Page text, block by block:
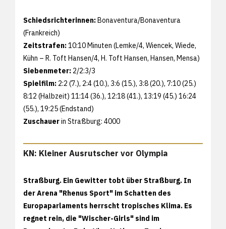
Schiedsrichterinnen:Bonaventura/Bonaventura
(Frankreich)
Zeitstrafen:10:10 Minuten (Lemke/4, Wiencek, Wiede,
Kühn – R. Toft Hansen/4, H. Toft Hansen, Hansen, Mensa)
Siebenmeter: 2/2:3/3
Spielfilm: 2:2 (7.), 2:4 (10.), 3:6 (15.), 3:8 (20.), 7:10 (25.)
8:12 (Halbzeit) 11:14 (36.), 12:18 (41.), 13:19 (45.) 16:24
(55.), 19:25 (Endstand)
Zuschauerin Straßburg: 4000
KN: Kleiner Ausrutscher vor Olympia
Straßburg. Ein Gewitter tobt über Straßburg. In
der Arena "Rhenus Sport" im Schatten des
Europaparlaments herrscht tropisches Klima. Es
regnet rein, die "Wischer-Girls" sind im